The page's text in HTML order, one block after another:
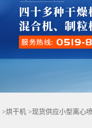
>烘干机 >现货供应小型离心